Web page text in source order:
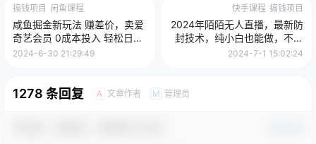
搞钱项目 闲鱼课程
咸鱼掘金新玩法 赚差价，卖爱
奇艺会员 0成本投入 轻松日入
300+
2024-6-30 21:29:49
快手课程 搞钱项目
2024年陌陌无人直播，最新防
封技术，纯小白也能做，不需
要真人出镜，单场收入1000-
2024-7-1 15:02:24
1278 条回复 A 文章作者 M 管理员